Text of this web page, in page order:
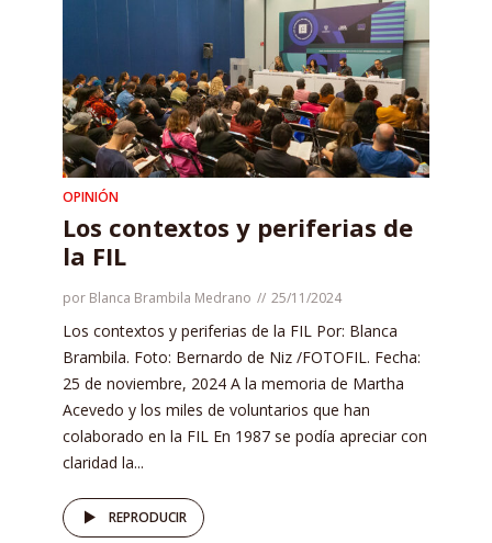
OPINIÓN
Los contextos y periferias de
la FIL
por Blanca Brambila Medrano 25/11/2024
Los contextos y periferias de la FIL Por: Blanca
Brambila. Foto: Bernardo de Niz /FOTOFIL. Fecha:
25 de noviembre, 2024 A la memoria de Martha
Acevedo y los miles de voluntarios que han
colaborado en la FIL En 1987 se podía apreciar con
claridad la...
REPRODUCIR